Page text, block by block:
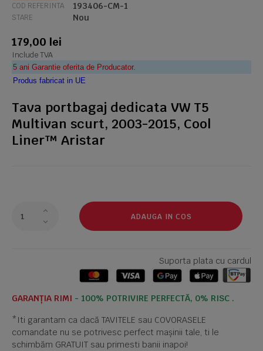
COD REFERINTA 193406-CM-1
STARE Nou
179,00 lei
Include TVA
5 ani Garantie oferita de Producator.
Produs fabricat in UE
Tava portbagaj dedicata VW T5
Multivan scurt, 2003-2015, Cool
Liner™ Aristar
ADAUGA IN COS
Suporta plata cu cardul
GARANȚIA RIMI - 100% POTRIVIRE PERFECTĂ, 0% RISC .
*Iti garantam ca dacă TAVITELE sau COVORASELE
comandate nu se potrivesc perfect mașinii tale, ti le
schimbăm GRATUIT sau primesti banii inapoi!